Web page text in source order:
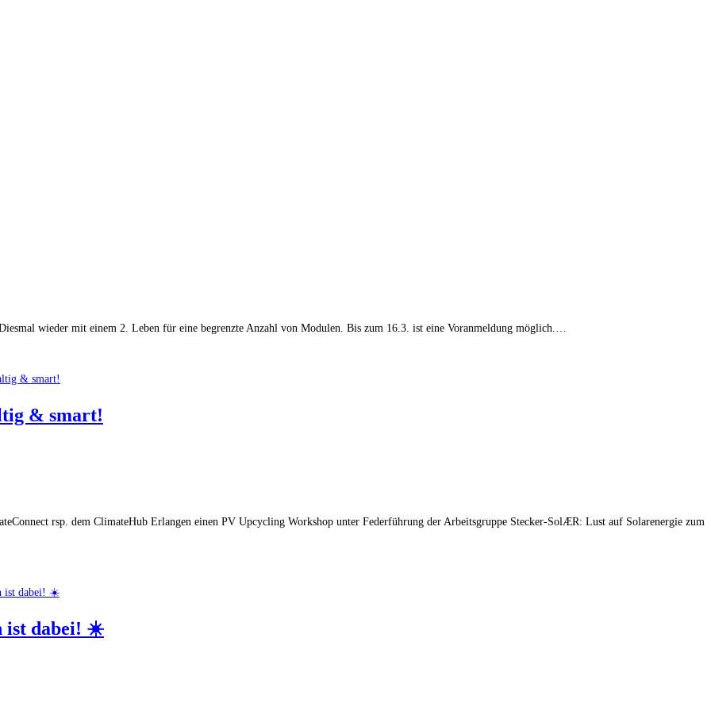
wieder mit einem 2. Leben für eine begrenzte Anzahl von Modulen. Bis zum 16.3. ist eine Voranmeldung möglich.…
& smart!
rsp. dem ClimateHub Erlangen einen PV Upcycling Workshop unter Federführung der Arbeitsgruppe Stecker-SolÆR: Lust auf Solarenergie zum
ist dabei! ☀️